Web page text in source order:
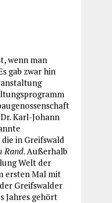
wenn man
gab zwar hin
Karl-Johann
in Greifswald
Rand. Außerhalb
Welt der
ersten Mal mit
Greifswalder
Jahres gehört